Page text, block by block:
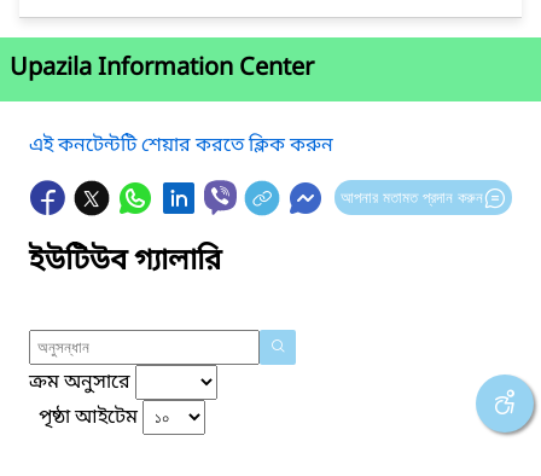
Upazila Information Center
এই কনটেন্টটি শেয়ার করতে ক্লিক করুন
আপনার মতামত প্রদান করুন
ইউটিউব গ্যালারি
ক্রম অনুসারে
পৃষ্ঠা আইটেম